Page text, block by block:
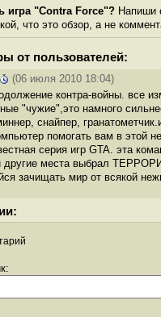
игра "Contra Force"? Напиши
что это обзор, а не
от пользователей:
(06 июля 2010 18:04)
контра-войны. все
"чужие",это намного
снайпер,
помогать вам в этой
серия игр GTA. эта
другие места выбрал
зачищать мир от всякой